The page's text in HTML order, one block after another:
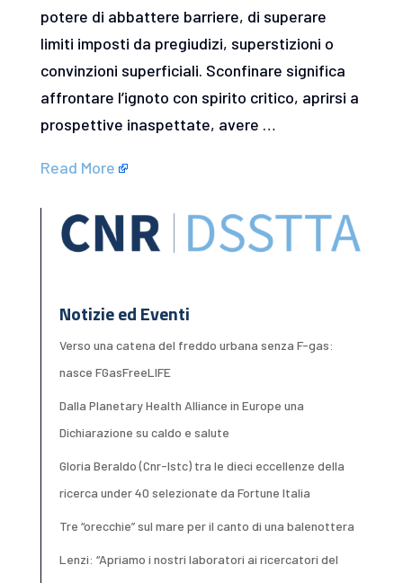
potere di abbattere barriere, di superare
limiti imposti da pregiudizi, superstizioni o
convinzioni superficiali. Sconfinare significa
affrontare l’ignoto con spirito critico, aprirsi a
prospettive inaspettate, avere …
Read More
Notizie ed Eventi
Verso una catena del freddo urbana senza F-gas:
nasce FGasFreeLIFE
Dalla Planetary Health Alliance in Europe una
Dichiarazione su caldo e salute
Gloria Beraldo (Cnr-Istc) tra le dieci eccellenze della
ricerca under 40 selezionate da Fortune Italia
Tre “orecchie” sul mare per il canto di una balenottera
Lenzi: “Apriamo i nostri laboratori ai ricercatori del